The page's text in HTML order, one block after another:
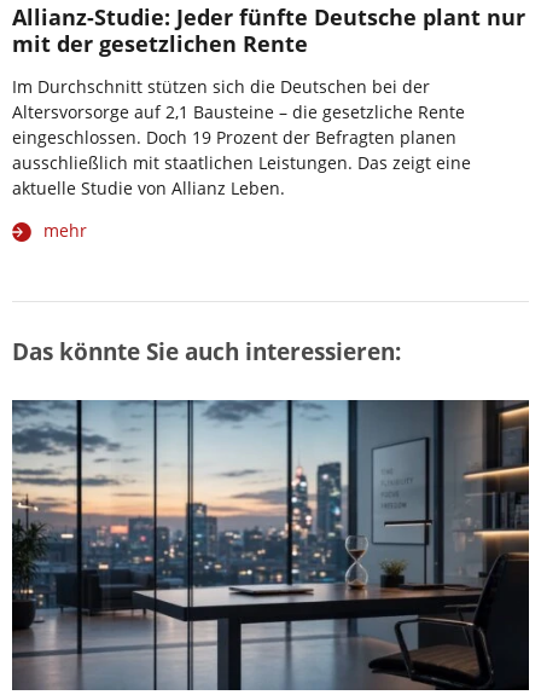
Allianz-Studie: Jeder fünfte Deutsche plant nur
mit der gesetzlichen Rente
Im Durchschnitt stützen sich die Deutschen bei der
Altersvorsorge auf 2,1 Bausteine – die gesetzliche Rente
eingeschlossen. Doch 19 Prozent der Befragten planen
ausschließlich mit staatlichen Leistungen. Das zeigt eine
aktuelle Studie von Allianz Leben.
mehr
Das könnte Sie auch interessieren: